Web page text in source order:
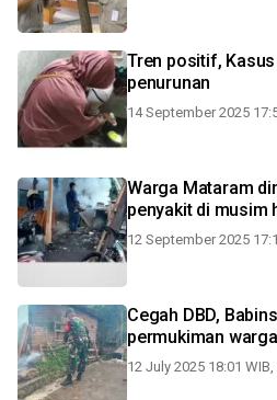
Tren positif,
penurunan
14 September 2025
Warga Mataram
penyakit di musim
12 September 2025
Cegah DBD,
permukiman
12 July 2025 18:01